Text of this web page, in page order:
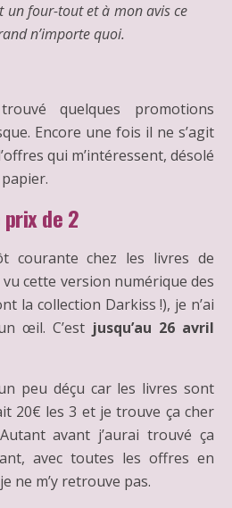
un four-tout et à mon avis ce
n’importe quoi.
quelques promotions
Encore une fois il ne s’agit
qui m’intéressent, désolé
de 2
courante chez les livres de
vu cette version numérique des
la collection Darkiss !), je n’ai
œil. C’est jusqu’au 26 avril
peu déçu car les livres sont
20€ les 3 et je trouve ça cher
avant j’aurai trouvé ça
avec toutes les offres en
ne m’y retrouve pas.